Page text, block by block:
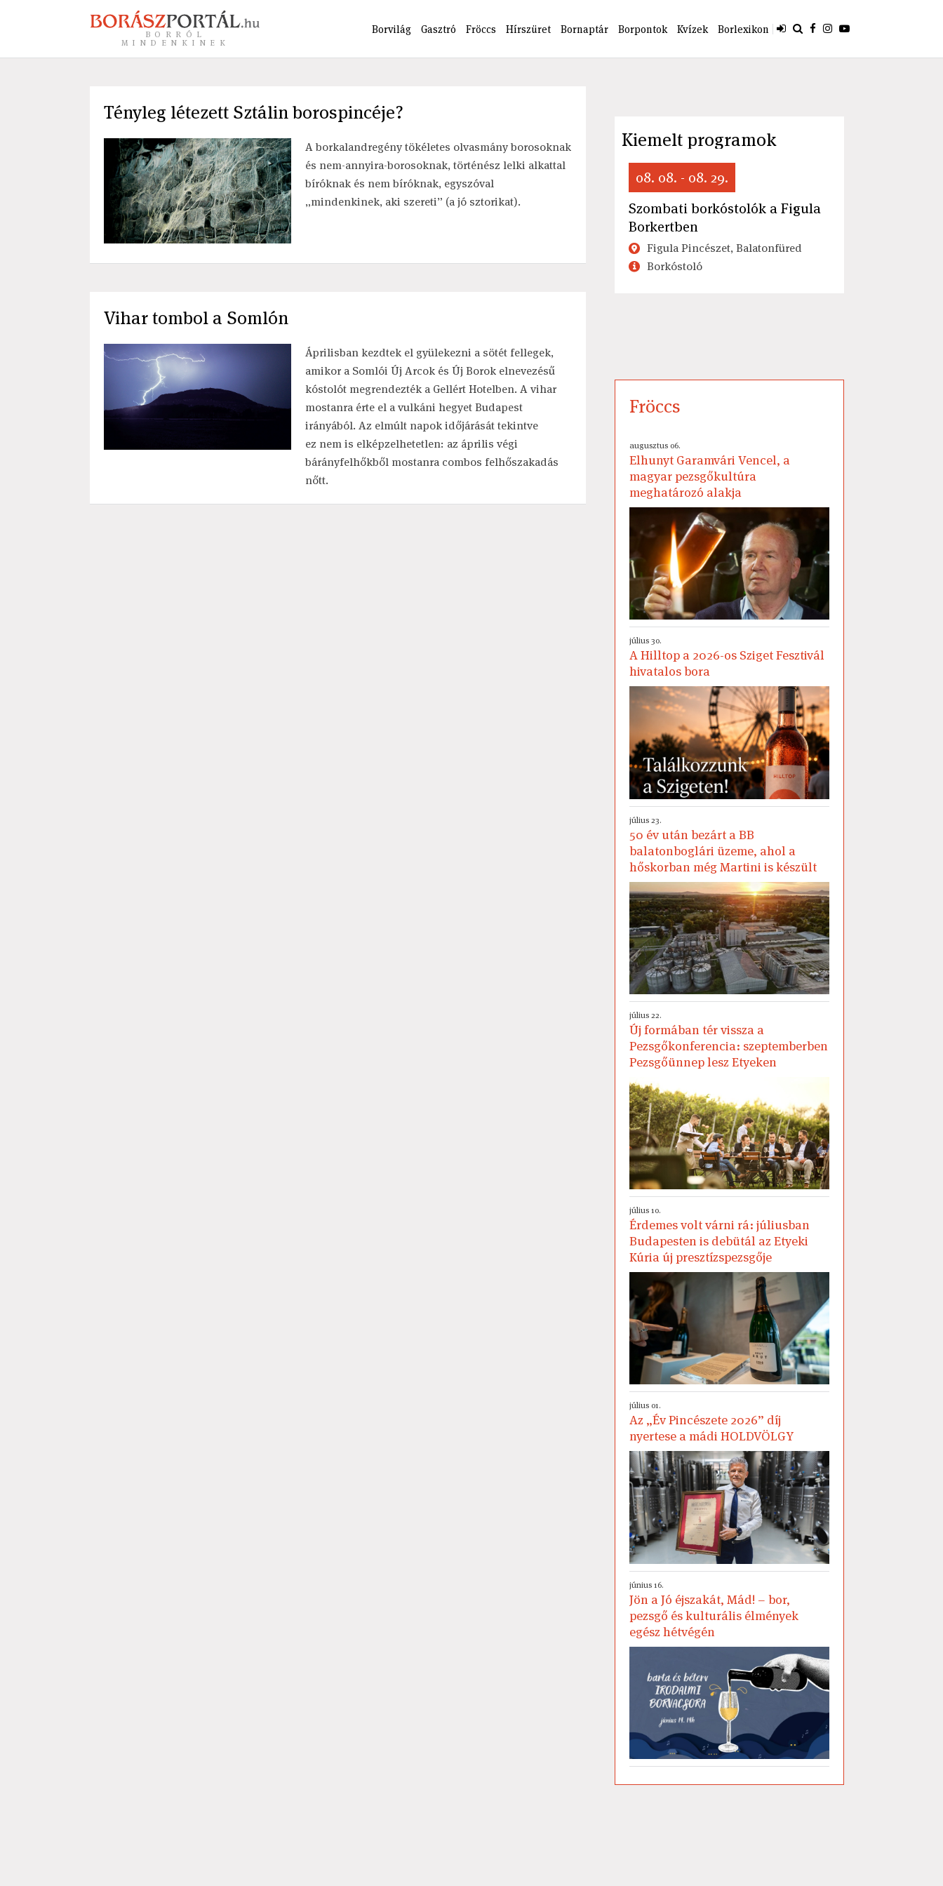
BORRÓL
MINDENKINEK
Borvilág Gasztró Fröccs Hírszüret Bornaptár Borpontok Kvízek Borlexikon
Tényleg létezett Sztálin borospincéje?
A borkalandregény tökéletes olvasmány borosoknak
és nem-annyira-borosoknak, történész lelki alkattal
bíróknak és nem bíróknak, egyszóval
„mindenkinek, aki szereti” (a jó sztorikat).
Vihar tombol a Somlón
Áprilisban kezdtek el gyülekezni a sötét fellegek,
amikor a Somlói Új Arcok és Új Borok elnevezésű
kóstolót megrendezték a Gellért Hotelben. A vihar
mostanra érte el a vulkáni hegyet Budapest
irányából. Az elmúlt napok időjárását tekintve
ez nem is elképzelhetetlen: az április végi
bárányfelhőkből mostanra combos felhőszakadás
nőtt.
Kiemelt programok
08. 08. - 08. 29.
Szombati borkóstolók a Figula
Borkertben
Figula Pincészet, Balatonfüred
Borkóstoló
Fröccs
augusztus 06.
Elhunyt Garamvári Vencel, a
magyar pezsgőkultúra
meghatározó alakja
július 30.
A Hilltop a 2026-os Sziget Fesztivál
hivatalos bora
július 23.
50 év után bezárt a BB
balatonboglári üzeme, ahol a
hőskorban még Martini is készült
július 22.
Új formában tér vissza a
Pezsgőkonferencia: szeptemberben
Pezsgőünnep lesz Etyeken
július 10.
Érdemes volt várni rá: júliusban
Budapesten is debütál az Etyeki
Kúria új presztízspezsgője
július 01.
Az „Év Pincészete 2026” díj
nyertese a mádi HOLDVÖLGY
június 16.
Jön a Jó éjszakát, Mád! – bor,
pezsgő és kulturális élmények
egész hétvégén